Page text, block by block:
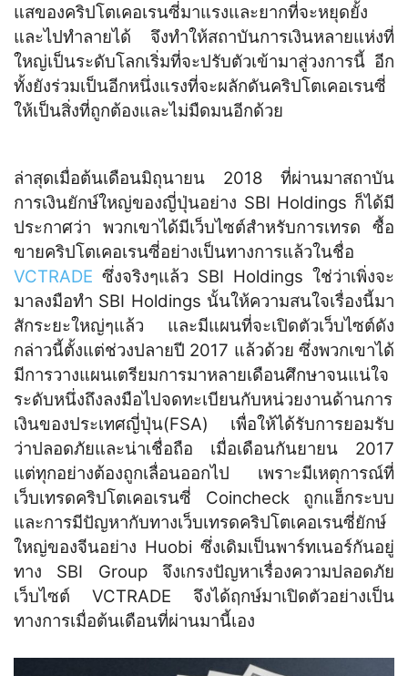
แสของคริปโตเคอเรนซี่มาแรงและยากที่จะหยุดยั้ง
และไปทำลายได้ จึงทำให้สถาบันการเงินหลายแห่งที่
ใหญ่เป็นระดับโลกเริ่มที่จะปรับตัวเข้ามาสู่วงการนี้ อีก
ทั้งยังร่วมเป็นอีกหนึ่งแรงที่จะผลักดันคริปโตเคอเรนซี่
ให้เป็นสิ่งที่ถูกต้องและไม่มืดมนอีกด้วย
ล่าสุดเมื่อต้นเดือนมิถุนายน 2018 ที่ผ่านมาสถาบัน
การเงินยักษ์ใหญ่ของญี่ปุ่นอย่าง SBI Holdings ก็ได้มี
ประกาศว่า พวกเขาได้มีเว็บไซต์สำหรับการเทรด ซื้อ
ขายคริปโตเคอเรนซี่อย่างเป็นทางการแล้วในชื่อ
VCTRADE ซึ่งจริงๆแล้ว SBI Holdings ใช่ว่าเพิ่งจะ
มาลงมือทำ SBI Holdings นั้นให้ความสนใจเรื่องนี้มา
สักระยะใหญ่ๆแล้ว และมีแผนที่จะเปิดตัวเว็บไซต์ดัง
กล่าวนี้ตั้งแต่ช่วงปลายปี 2017 แล้วด้วย ซึ่งพวกเขาได้
มีการวางแผนเตรียมการมาหลายเดือนศึกษาจนแน่ใจ
ระดับหนึ่งถึงลงมือไปจดทะเบียนกับหน่วยงานด้านการ
เงินของประเทศญี่ปุ่น(FSA) เพื่อให้ได้รับการยอมรับ
ว่าปลอดภัยและน่าเชื่อถือ เมื่อเดือนกันยายน 2017
แต่ทุกอย่างต้องถูกเลื่อนออกไป เพราะมีเหตุการณ์ที่
เว็บเทรดคริปโตเคอเรนซี่ Coincheck ถูกแฮ็กระบบ
และการมีปัญหากับทางเว็บเทรดคริปโตเคอเรนซี่ยักษ์
ใหญ่ของจีนอย่าง Huobi ซึ่งเดิมเป็นพาร์ทเนอร์กันอยู่
ทาง SBI Group จึงเกรงปัญหาเรื่องความปลอดภัย
เว็บไซต์ VCTRADE จึงได้ฤกษ์มาเปิดตัวอย่างเป็น
ทางการเมื่อต้นเดือนที่ผ่านมานี้เอง